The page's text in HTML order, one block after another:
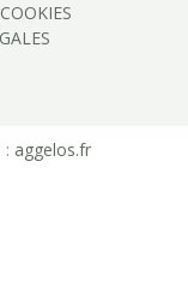
: aggelos.fr